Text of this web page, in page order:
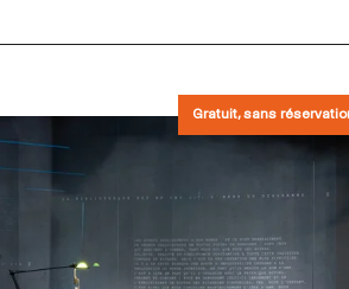
Gratuit, sans